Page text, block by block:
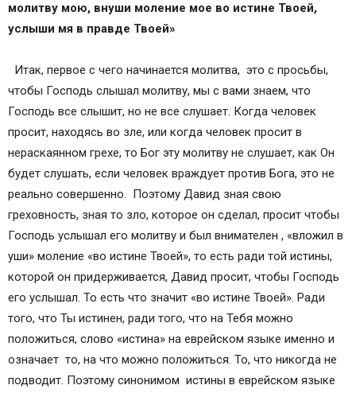
молитву мою, внуши моление мое во истине Твоей,
услыши мя в правде Твоей»
Итак, первое с чего начинается молитва, это с просьбы,
чтобы Господь слышал молитву, мы с вами знаем, что
Господь все слышит, но не все слушает. Когда человек
просит, находясь во зле, или когда человек просит в
нераскаянном грехе, то Бог эту молитву не слушает, как Он
будет слушать, если человек враждует против Бога, это не
реально совершенно. Поэтому Давид зная свою
греховность, зная то зло, которое он сделал, просит чтобы
Господь услышал его молитву и был внимателен , «вложил в
уши» моление «во истине Твоей», то есть ради той истины,
которой он придерживается, Давид просит, чтобы Господь
его услышал. То есть что значит «во истине Твоей». Ради
того, что Ты истинен, ради того, что на Тебя можно
положиться, слово «истина» на еврейском языке именно и
означает то, на что можно положиться. То, что никогда не
подводит. Поэтому синонимом истины в еврейском языке